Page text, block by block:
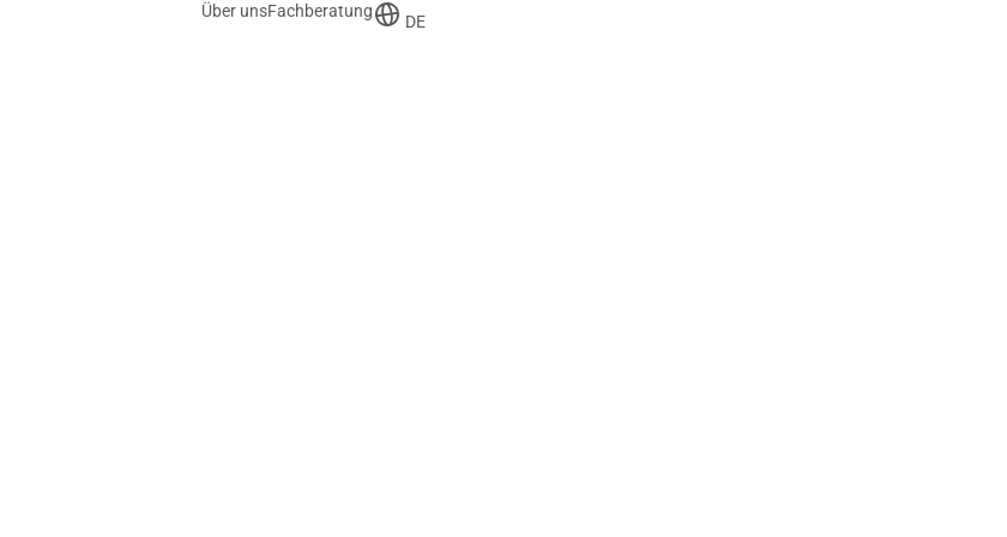
Über unsFachberatung
DE